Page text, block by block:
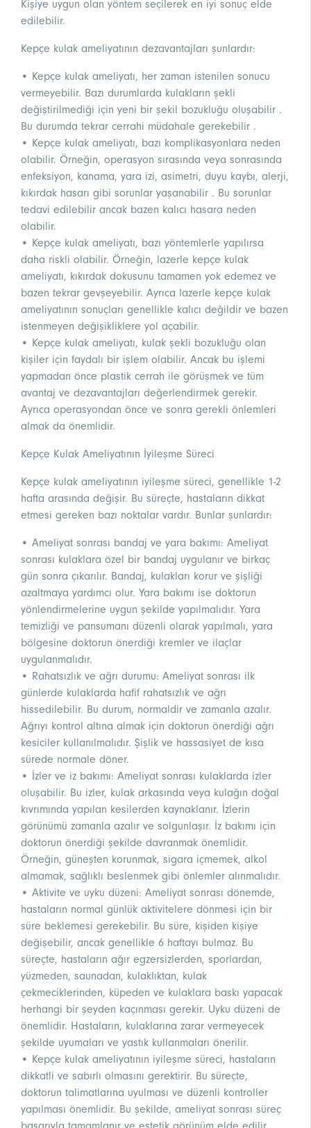
Kişiye uygun olan yöntem seçilerek en iyi sonuç elde
edilebilir.
Kepçe kulak ameliyatının dezavantajları şunlardır:
• Kepçe kulak ameliyatı, her zaman istenilen sonucu
vermeyebilir. Bazı durumlarda kulakların şekli
değiştirilmediği için yeni bir şekil bozukluğu oluşabilir .
Bu durumda tekrar cerrahi müdahale gerekebilir .
• Kepçe kulak ameliyatı, bazı komplikasyonlara neden
olabilir. Örneğin, operasyon sırasında veya sonrasında
enfeksiyon, kanama, yara izi, asimetri, duyu kaybı, alerji,
kıkırdak hasarı gibi sorunlar yaşanabilir . Bu sorunlar
tedavi edilebilir ancak bazen kalıcı hasara neden
olabilir.
• Kepçe kulak ameliyatı, bazı yöntemlerle yapılırsa
daha riskli olabilir. Örneğin, lazerle kepçe kulak
ameliyatı, kıkırdak dokusunu tamamen yok edemez ve
bazen tekrar gevşeyebilir. Ayrıca lazerle kepçe kulak
ameliyatının sonuçları genellikle kalıcı değildir ve bazen
istenmeyen değişikliklere yol açabilir.
• Kepçe kulak ameliyatı, kulak şekli bozukluğu olan
kişiler için faydalı bir işlem olabilir. Ancak bu işlemi
yapmadan önce plastik cerrah ile görüşmek ve tüm
avantaj ve dezavantajları değerlendirmek gerekir.
Ayrıca operasyondan önce ve sonra gerekli önlemleri
almak da önemlidir.
Kepçe Kulak Ameliyatının İyileşme Süreci
Kepçe kulak ameliyatının iyileşme süreci, genellikle 1-2
hafta arasında değişir. Bu süreçte, hastaların dikkat
etmesi gereken bazı noktalar vardır. Bunlar şunlardır:
• Ameliyat sonrası bandaj ve yara bakımı: Ameliyat
sonrası kulaklara özel bir bandaj uygulanır ve birkaç
gün sonra çıkarılır. Bandaj, kulakları korur ve şişliği
azaltmaya yardımcı olur. Yara bakımı ise doktorun
yönlendirmelerine uygun şekilde yapılmalıdır. Yara
temizliği ve pansumanı düzenli olarak yapılmalı, yara
bölgesine doktorun önerdiği kremler ve ilaçlar
uygulanmalıdır.
• Rahatsızlık ve ağrı durumu: Ameliyat sonrası ilk
günlerde kulaklarda hafif rahatsızlık ve ağrı
hissedilebilir. Bu durum, normaldir ve zamanla azalır.
Ağrıyı kontrol altına almak için doktorun önerdiği ağrı
kesiciler kullanılmalıdır. Şişlik ve hassasiyet de kısa
sürede normale döner.
• İzler ve iz bakımı: Ameliyat sonrası kulaklarda izler
oluşabilir. Bu izler, kulak arkasında veya kulağın doğal
kıvrımında yapılan kesilerden kaynaklanır. İzlerin
görünümü zamanla azalır ve solgunlaşır. İz bakımı için
doktorun önerdiği şekilde davranmak önemlidir.
Örneğin, güneşten korunmak, sigara içmemek, alkol
almamak, sağlıklı beslenmek gibi önlemler alınmalıdır.
• Aktivite ve uyku düzeni: Ameliyat sonrası dönemde,
hastaların normal günlük aktivitelere dönmesi için bir
süre beklemesi gerekebilir. Bu süre, kişiden kişiye
değişebilir, ancak genellikle 6 haftayı bulmaz. Bu
süreçte, hastaların ağır egzersizlerden, sporlardan,
yüzmeden, saunadan, kulaklıktan, kulak
çekmeciklerinden, küpeden ve kulaklara baskı yapacak
herhangi bir şeyden kaçınması gerekir. Uyku düzeni de
önemlidir. Hastaların, kulaklarına zarar vermeyecek
şekilde uyumaları ve yastık kullanmaları önerilir.
• Kepçe kulak ameliyatının iyileşme süreci, hastaların
dikkatli ve sabırlı olmasını gerektirir. Bu süreçte,
doktorun talimatlarına uyulması ve düzenli kontroller
yapılması önemlidir. Bu şekilde, ameliyat sonrası süreç